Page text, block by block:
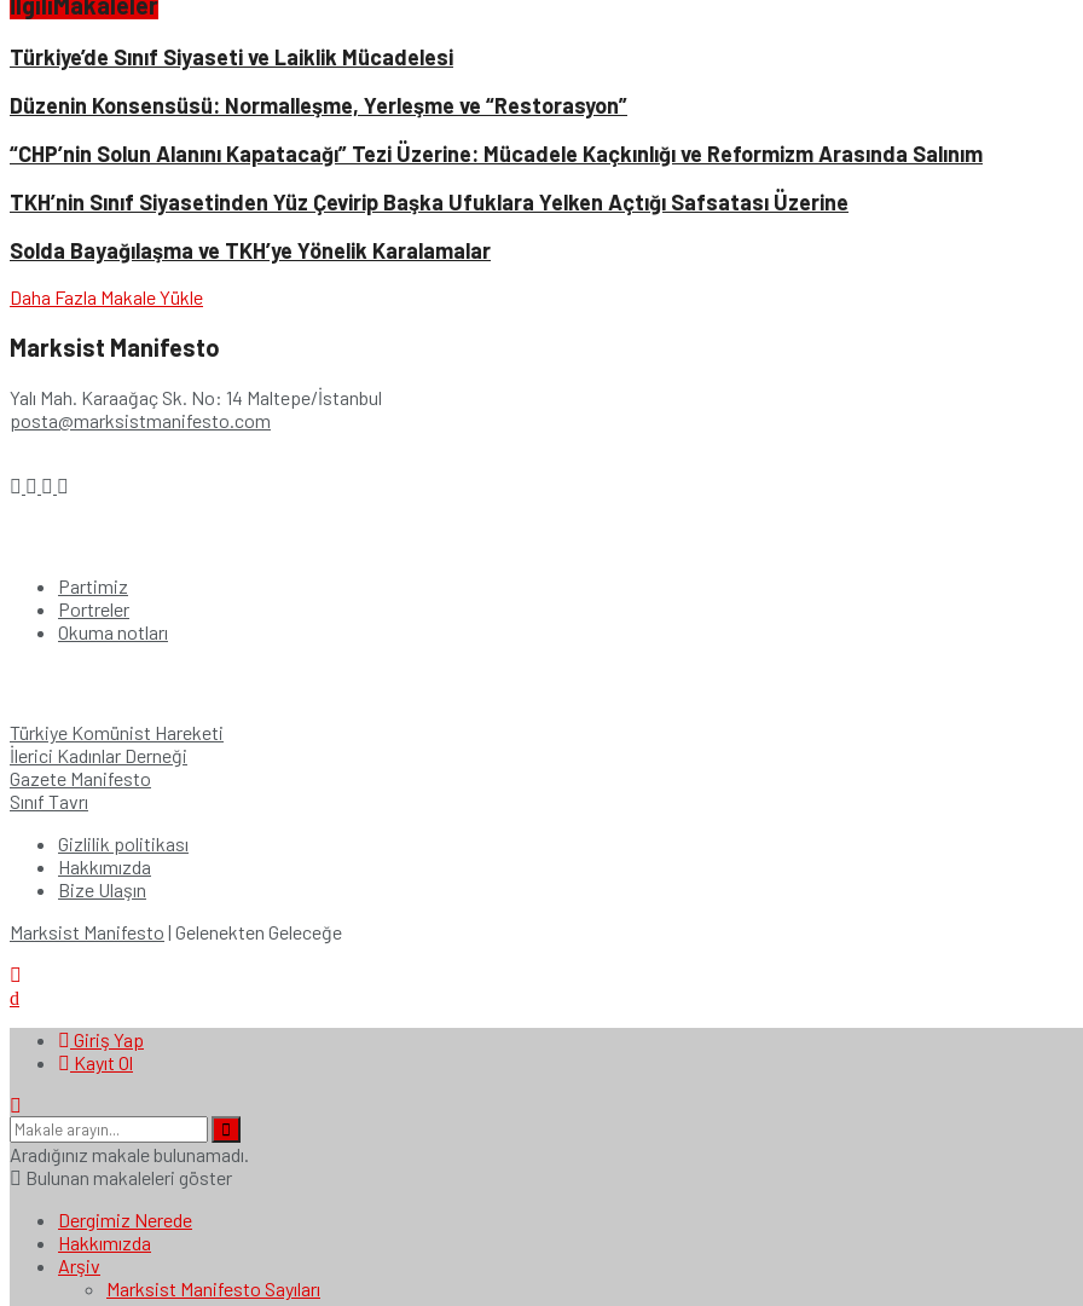
Türkiye’de Sınıf Siyaseti ve Laiklik Mücadelesi
Düzenin Konsensüsü: Normalleşme, Yerleşme ve “Restorasyon”
“CHP’nin Solun Alanını Kapatacağı” Tezi Üzerine: Mücadele Kaçkınlığı ve Reformizm Arasında Salınım
TKH’nin Sınıf Siyasetinden Yüz Çevirip Başka Ufuklara Yelken Açtığı Safsatası Üzerine
Solda Bayağılaşma ve TKH’ye Yönelik Karalamalar
Daha Fazla Makale Yükle
Marksist Manifesto
Yalı Mah. Karaağaç Sk. No: 14 Maltepe/İstanbul
posta@marksistmanifesto.com
Partimiz
Portreler
Okuma notları
Türkiye Komünist Hareketi
İlerici Kadınlar Derneği
Gazete Manifesto
Sınıf Tavrı
Gizlilik politikası
Hakkımızda
Bize Ulaşın
Marksist Manifesto | Gelenekten Geleceğe
Giriş Yap
Kayıt Ol
Aradığınız makale bulunamadı.
Bulunan makaleleri göster
Dergimiz Nerede
Hakkımızda
Arşiv
Marksist Manifesto Sayıları